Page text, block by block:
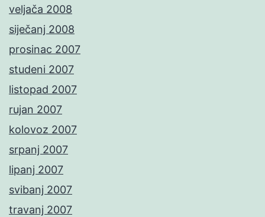
veljača 2008
siječanj 2008
prosinac 2007
studeni 2007
listopad 2007
rujan 2007
kolovoz 2007
srpanj 2007
lipanj 2007
svibanj 2007
travanj 2007